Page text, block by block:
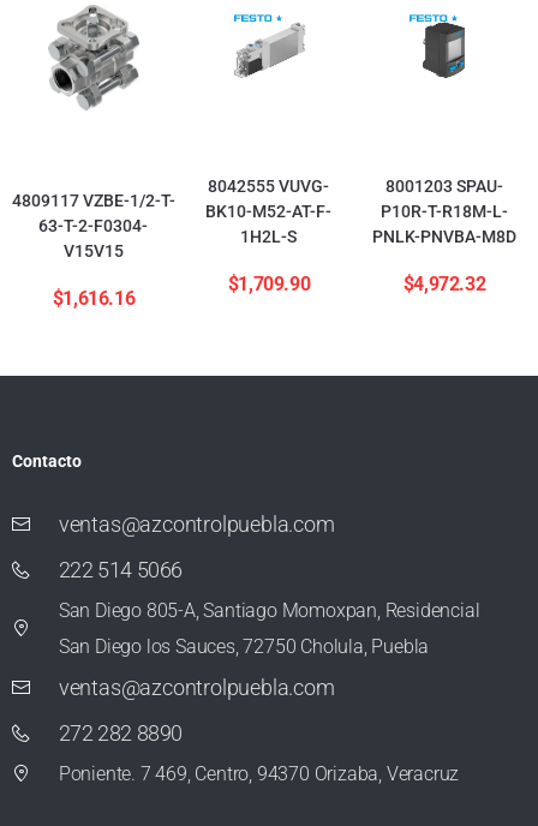
4809117 VZBE-1/2-T-
63-T-2-F0304-
V15V15
$1,616.16
8042555 VUVG-
BK10-M52-AT-F-
1H2L-S
$1,709.90
8001203 SPAU-
P10R-T-R18M-L-
PNLK-PNVBA-M8D
$4,972.32
Contacto
ventas@azcontrolpuebla.com
222 514 5066
San Diego 805-A, Santiago Momoxpan, Residencial
San Diego los Sauces, 72750 Cholula, Puebla
ventas@azcontrolpuebla.com
272 282 8890
Poniente. 7 469, Centro, 94370 Orizaba, Veracruz